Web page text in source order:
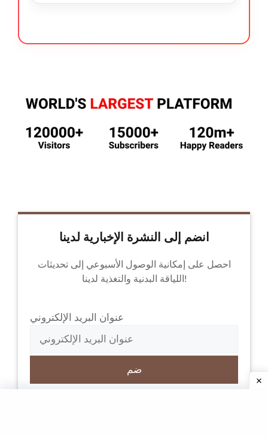
انضم إلى النشرة الإخبارية لدينا
احصل على إمكانية الوصول الأسبوعي إلى تحديثات
اللياقة البدنية والتغذية لدينا!
عنوان البريد الإلكتروني